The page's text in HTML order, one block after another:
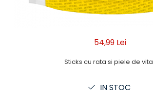
54,99 Lei
Sticks cu rata si piele de vita
IN STOC